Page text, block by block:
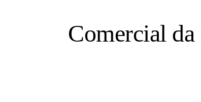
Comercial